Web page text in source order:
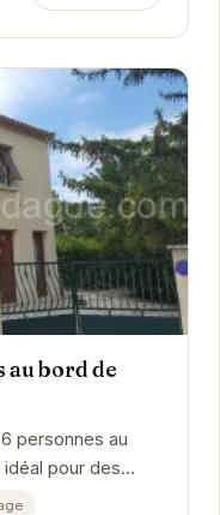
au bord de
personnes au
pour des
avec la...